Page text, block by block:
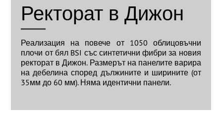
Ректорат в Дижон
Реализация на повече от 1050 облицовъчни
плочи от бял BSI със синтетични фибри за новия
ректорат в Дижон. Размерът на панелите варира
на дебелина според дължините и ширините (от
35мм до 60 мм). Няма идентични панели.